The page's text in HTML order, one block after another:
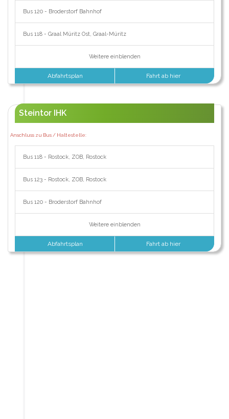
Bus 120 - Broderstorf Bahnhof
Bus 118 - Graal Müritz Ost, Graal-Müritz
Weitere einblenden
Abfahrtsplan Fahrt ab hier
Steintor IHK
Anschluss zu Bus / Haltestelle:
Bus 118 - Rostock, ZOB, Rostock
Bus 123 - Rostock, ZOB, Rostock
Bus 120 - Broderstorf Bahnhof
Weitere einblenden
Abfahrtsplan Fahrt ab hier